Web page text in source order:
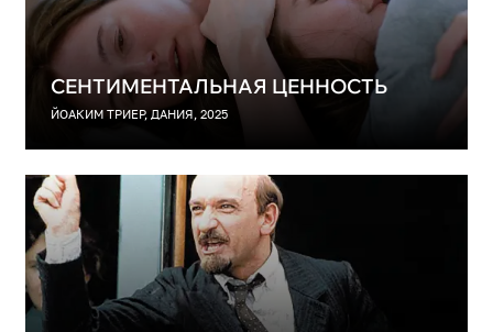
СЕНТИМЕНТАЛЬНАЯ ЦЕННОСТЬ
ЙОАКИМ ТРИЕР, ДАНИЯ, 2025